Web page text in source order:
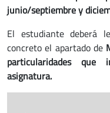
junio/septiembre y
El estudiante deberá
concreto el apartado de
particularidades
asignatura.